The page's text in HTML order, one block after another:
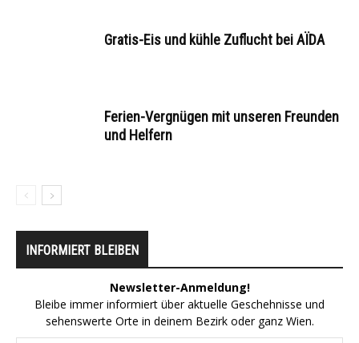
Gratis-Eis und kühle Zuflucht bei AÏDA
Ferien-Vergnügen mit unseren Freunden
und Helfern
INFORMIERT BLEIBEN
Newsletter-Anmeldung!
Bleibe immer informiert über aktuelle Geschehnisse und
sehenswerte Orte in deinem Bezirk oder ganz Wien.